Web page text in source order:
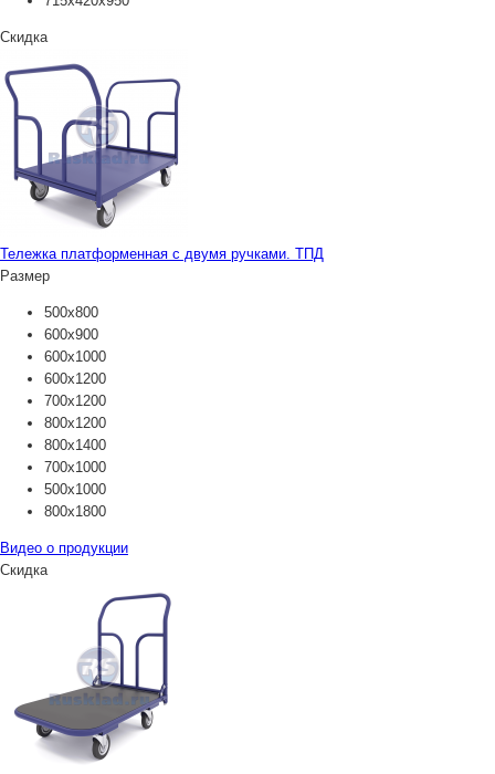
Скидка
Тележка платформенная с двумя ручками. ТПД
Размер
500х800
600х900
600х1000
600х1200
700х1200
800х1200
800х1400
700х1000
500х1000
800х1800
Видео о продукции
Скидка